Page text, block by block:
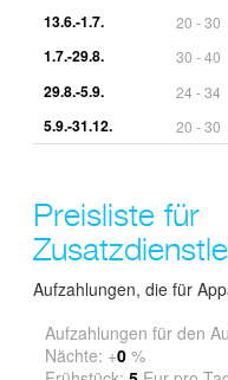
13.6.-1.7. 20 - 30
1.7.-29.8. 30 - 40
29.8.-5.9. 24 - 34
5.9.-31.12. 20 - 30
Preisliste für
Aufzahlungen, die für
Aufzahlungen für den
Nächte: +0%